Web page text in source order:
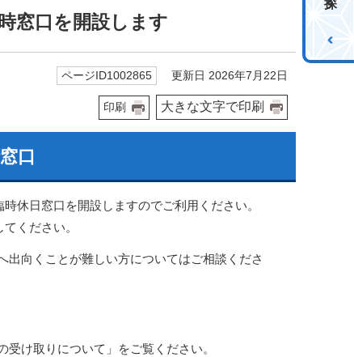
窓口を開設します
ページID1002865 更新日 2026年7月22日
印刷 大きな文字で印刷
口
時休日窓口を開設しますのでご利用ください。
ください。
向くことが難しい方についてはご相談くださ
け取りについて」をご覧ください。